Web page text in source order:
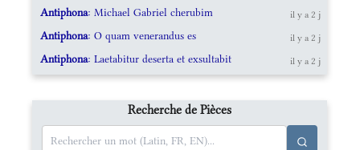
Antiphona: Michael Gabriel cherubim il y a 2 j
Antiphona: O quam venerandus es il y a 2 j
Antiphona: Laetabitur deserta et exsultabit il y a 2 j
Recherche de Pièces